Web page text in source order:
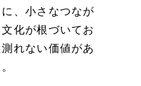
、小さなつなが
化が根づいてお
れない価値があ